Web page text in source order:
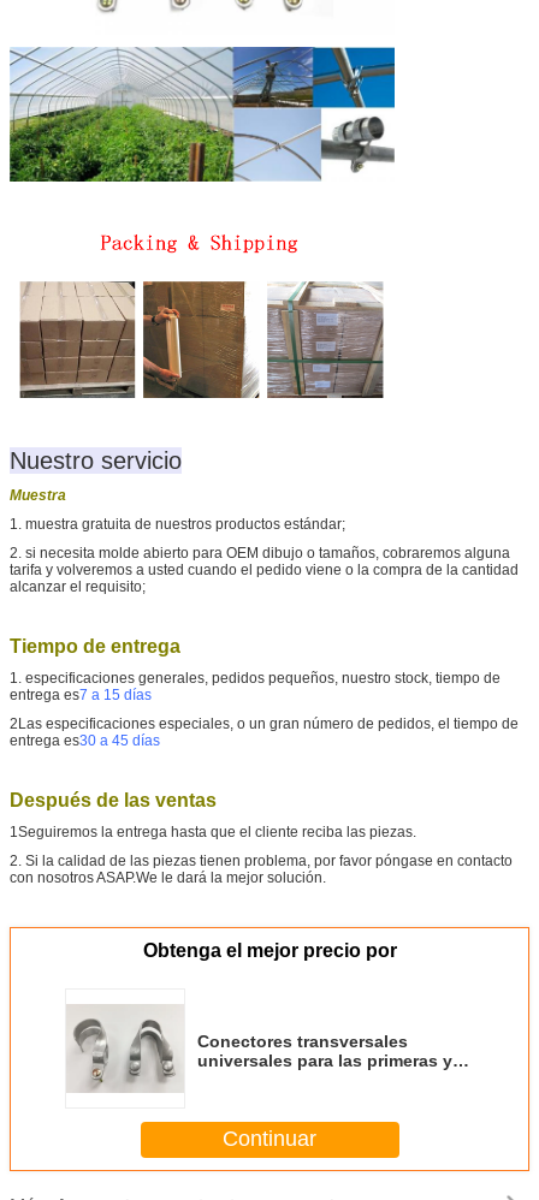
Nuestro servicio
Muestra
1. muestra gratuita de nuestros productos estándar;
2. si necesita molde abierto para OEM dibujo o tamaños, cobraremos alguna
tarifa y volveremos a usted cuando el pedido viene o la compra de la cantidad
alcanzar el requisito;
Tiempo de entrega
1. especificaciones generales, pedidos pequeños, nuestro stock, tiempo de
entrega es7 a 15 días
2Las especificaciones especiales, o un gran número de pedidos, el tiempo de
entrega es30 a 45 días
Después de las ventas
1Seguiremos la entrega hasta que el cliente reciba las piezas.
2. Si la calidad de las piezas tienen problema, por favor póngase en contacto
con nosotros ASAP.We le dará la mejor solución.
Obtenga el mejor precio por
Conectores transversales
universales para las primeras y
Continuar